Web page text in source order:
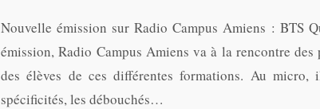
Nouvelle émission sur Radio Campus Amiens : BTS
émission, Radio Campus Amiens va à la rencontre des
des élèves de ces différentes formations. Au micro,
spécificités, les débouchés…